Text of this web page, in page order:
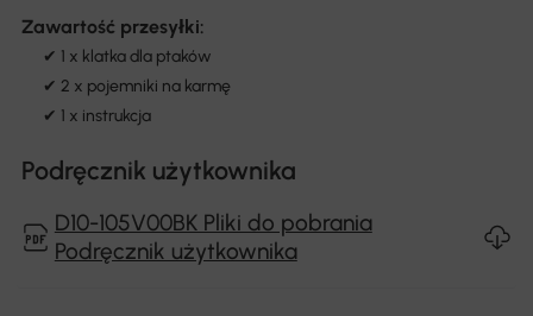
Zawartość przesyłki:
✔ 1 x klatka dla ptaków
✔ 2 x pojemniki na karmę
✔ 1 x instrukcja
Podręcznik użytkownika
D10-105V00BK Pliki do pobrania
Podręcznik użytkownika